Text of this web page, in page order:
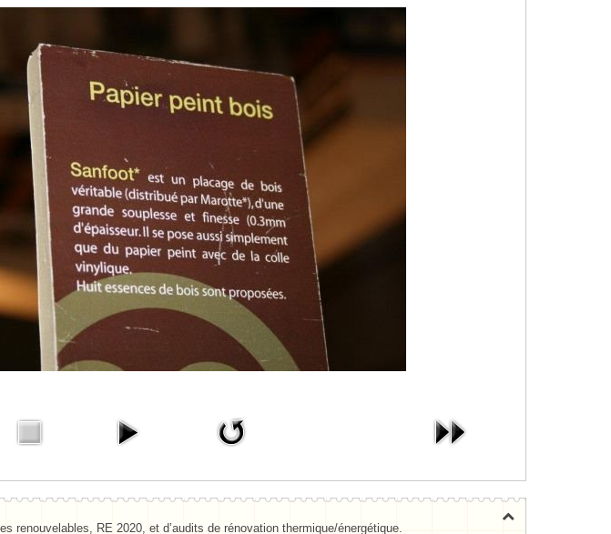
renouvelables, RE 2020, et d’audits de rénovation thermique/énergétique.